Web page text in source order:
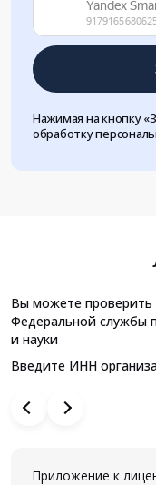
Нажимая на кнопку
обработку
Вы можете проверить
Федеральной службы
и науки
Введите ИНН
Приложение к